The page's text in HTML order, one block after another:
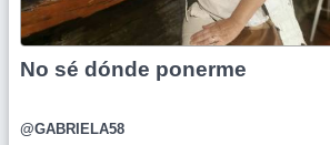
No sé dónde ponerme
@GABRIELA58